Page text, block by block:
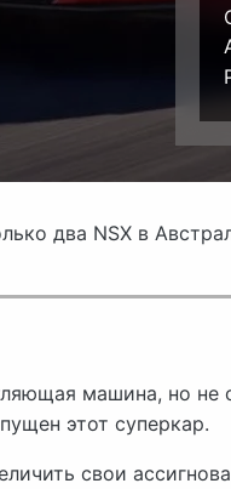
два NSX в
машина, но не
этот суперкар.
свои